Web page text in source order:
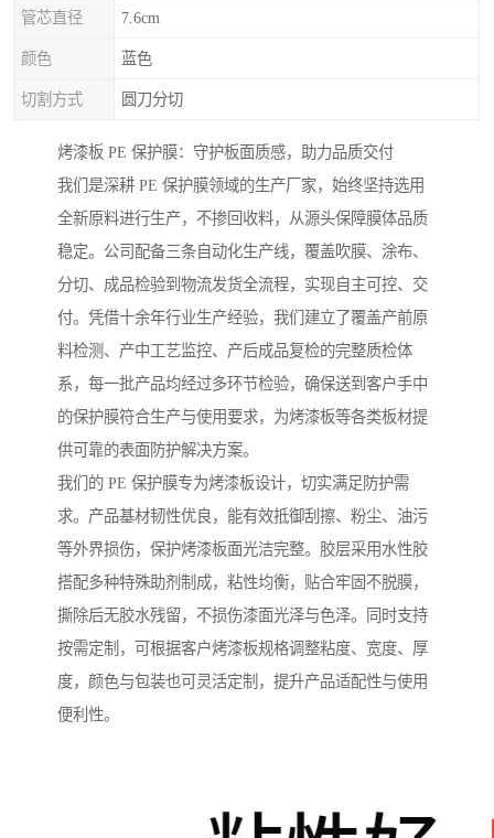
管芯直径 7.6cm
颜色 蓝色
切割方式 圆刀分切
烤漆板 PE 保护膜：守护板面质感，助力品质交付
我们是深耕 PE 保护膜领域的生产厂家，始终坚持选用
全新原料进行生产，不掺回收料，从源头保障膜体品质
稳定。公司配备三条自动化生产线，覆盖吹膜、涂布、
分切、成品检验到物流发货全流程，实现自主可控、交
付。凭借十余年行业生产经验，我们建立了覆盖产前原
料检测、产中工艺监控、产后成品复检的完整质检体
系，每一批产品均经过多环节检验，确保送到客户手中
的保护膜符合生产与使用要求，为烤漆板等各类板材提
供可靠的表面防护解决方案。
我们的 PE 保护膜专为烤漆板设计，切实满足防护需
求。产品基材韧性优良，能有效抵御刮擦、粉尘、油污
等外界损伤，保护烤漆板面光洁完整。胶层采用水性胶
搭配多种特殊助剂制成，粘性均衡，贴合牢固不脱膜，
撕除后无胶水残留，不损伤漆面光泽与色泽。同时支持
按需定制，可根据客户烤漆板规格调整粘度、宽度、厚
度，颜色与包装也可灵活定制，提升产品适配性与使用
便利性。